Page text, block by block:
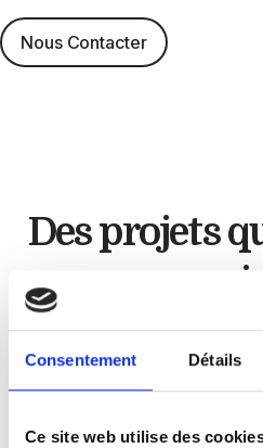
Consentement Détails
Ce site web utilise des
Nous Contacter
Des projets
vie
ChezGLC Créations,